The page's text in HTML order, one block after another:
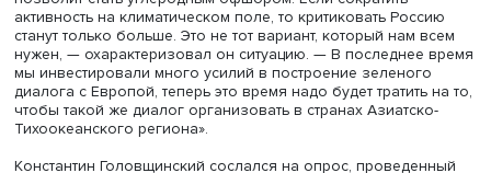
Сегодня часто в бизнес-сообществе возникает вопрос,
насколько актуальной остается повестка ESG в
разговор модератор круглого стола Константин
Головщинский, заместитель директораИнститута
государственного и муниципального управления НИУ
«Вопрос, быть или не быть ESG, вообще не стоит. Нам
позволит стать углеродным офшором. Если сократить
активность на климатическом поле, то критиковать